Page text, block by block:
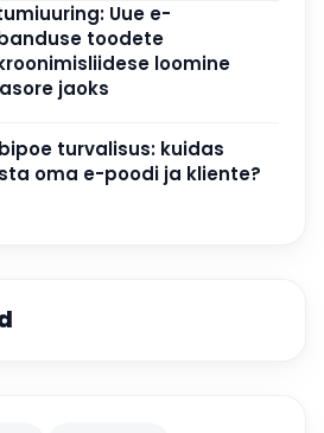
Uue e-
toodete
loomine
jaoks
turvalisus: kuidas
oma e-poodi ja kliente?